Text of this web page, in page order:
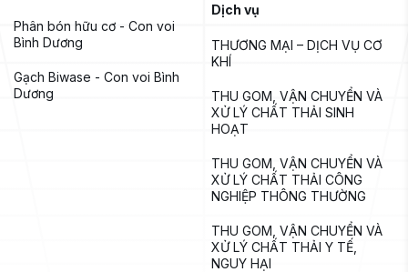
Phân bón hữu cơ - Con voi
Bình Dương
Gạch Biwase - Con voi Bình
Dương
Dịch vụ
THƯƠNG MẠI – DỊCH VỤ CƠ
KHÍ
THU GOM, VẬN CHUYỂN VÀ
XỬ LÝ CHẤT THẢI SINH
HOẠT
THU GOM, VẬN CHUYỂN VÀ
XỬ LÝ CHẤT THẢI CÔNG
NGHIỆP THÔNG THƯỜNG
THU GOM, VẬN CHUYỂN VÀ
XỬ LÝ CHẤT THẢI Y TẾ,
NGUY HẠI